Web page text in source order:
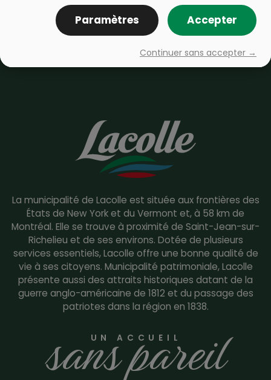
Communiquez avec nous
La municipalité de Lacolle est située aux frontières des
États de New York et du Vermont et, à 58 km de
Montréal. Elle se trouve à proximité de Saint-Jean-sur-
Richelieu et de ses environs. Dotée de plusieurs
services essentiels, Lacolle offre une bonne qualité de
vie à ses citoyens. Municipalité patrimoniale, Lacolle
présente aussi des attraits historiques datant de la
guerre anglo-américaine de 1812 et du passage des
patriotes dans la région en 1838.
UN ACCUEIL
sans pareil
Paramètres Accepter
Continuer sans accepter →